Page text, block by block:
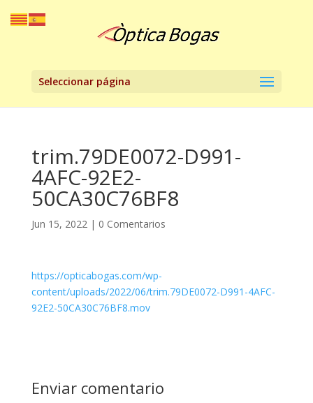
Seleccionar página
trim.79DE0072-D991-
4AFC-92E2-
50CA30C76BF8
Jun 15, 2022| 0 Comentarios
https://opticabogas.com/wp-
content/uploads/2022/06/trim.79DE0072-D991-4AFC-
92E2-50CA30C76BF8.mov
Enviar comentario